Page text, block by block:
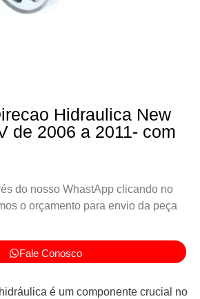
Hidraulica New
de 2006 a 2011- com
do nosso WhastApp clicando no
o orçamento para envio da peça
Fale Conosco
é um componente crucial no